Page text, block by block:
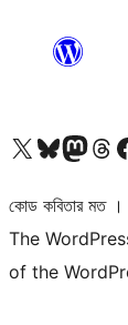
আমাদের X (আগের টুইটার) অ্যাকাউন্টে যানআমাদের Bluesky অ্যাকাউন্টটি দেখুনআমাদের মাস্টোডন অ্যাকাউন্টটি দেখুন
আমাদের থ্রেডস
কোড কবিতার মত ।
The
of the